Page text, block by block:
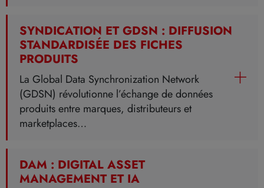
SYNDICATION ET GDSN : DIFFUSION
STANDARDISÉE DES FICHES
PRODUITS
La Global Data Synchronization Network
(GDSN) révolutionne l’échange de données
produits entre marques, distributeurs et
marketplaces…
DAM : DIGITAL ASSET
MANAGEMENT ET IA